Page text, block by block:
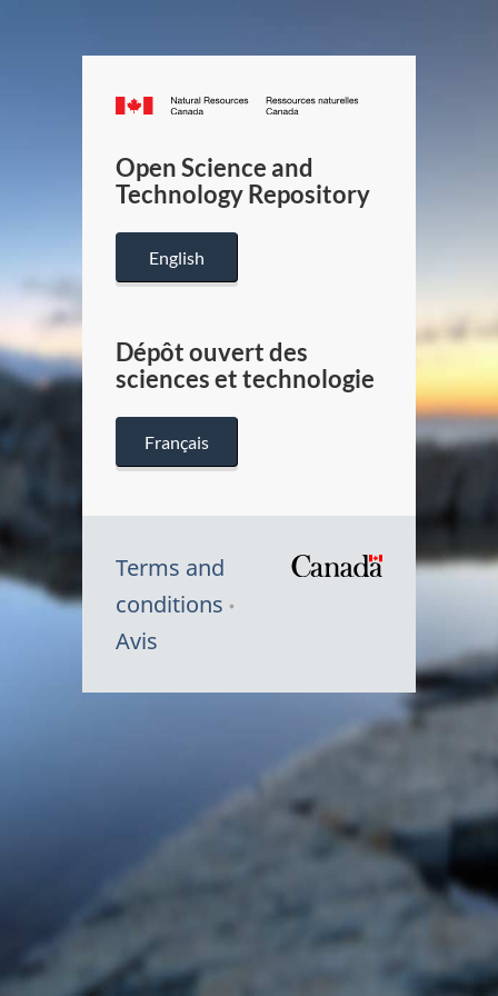
Canada.ca
/
Canada
Open Science and
Technology Repository
English
Dépôt ouvert des
sciences et technologie
Français
Terms and
conditions
Avis
du